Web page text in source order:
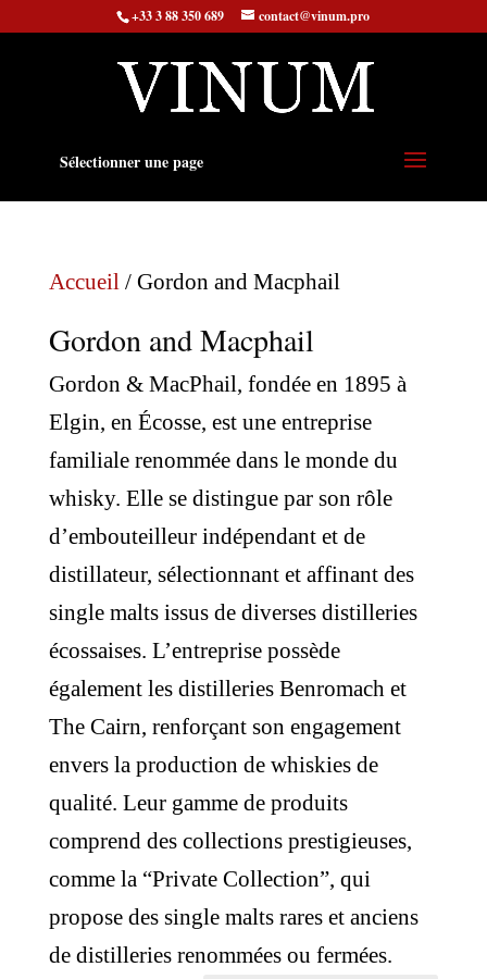
+33 3 88 350 689 contact@vinum.pro
Sélectionner une page
Accueil/ Gordon and Macphail
Gordon and Macphail
Gordon & MacPhail, fondée en 1895 à
Elgin, en Écosse, est une entreprise
familiale renommée dans le monde du
whisky. Elle se distingue par son rôle
d’embouteilleur indépendant et de
distillateur, sélectionnant et affinant des
single malts issus de diverses distilleries
écossaises. L’entreprise possède
également les distilleries Benromach et
The Cairn, renforçant son engagement
envers la production de whiskies de
qualité. Leur gamme de produits
comprend des collections prestigieuses,
comme la “Private Collection”, qui
propose des single malts rares et anciens
de distilleries renommées ou fermées.